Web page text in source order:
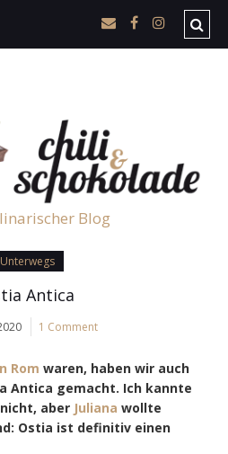
Blog
Unterwegs
Antica
1 Comment
Rom waren, haben wir auch
Antica gemacht. Ich kannte
aber Juliana wollte
Ostia ist definitiv einen